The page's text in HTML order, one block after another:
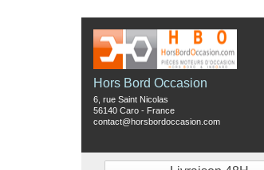
Hors Bord Occasion
6, rue Saint Nicolas
56140 Caro - France
contact@horsbordoccasion.com